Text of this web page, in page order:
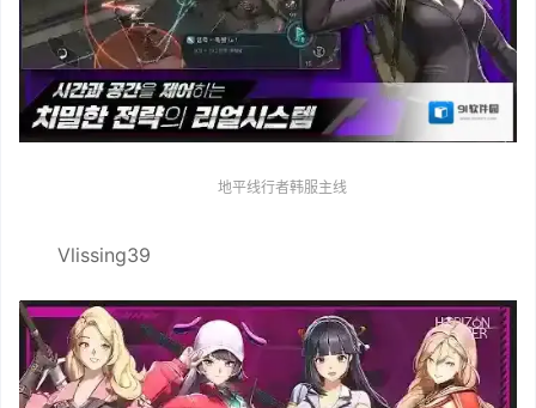
地平线行者韩服主线
Vlissing39